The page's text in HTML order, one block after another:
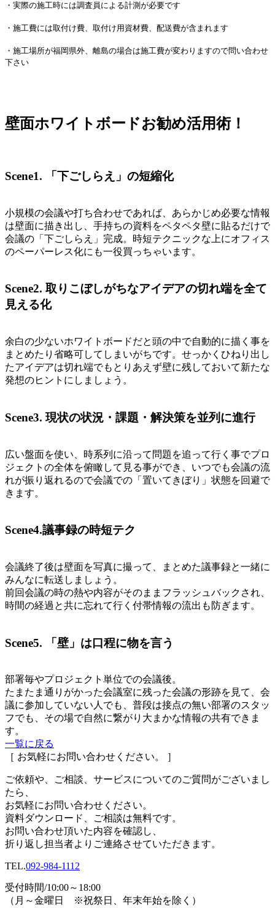
・実際の施工時には調査員による計測が必要です
・施工費には取付け費、取付け用資材費、配送費が含まれます
・施工場所が福岡県外、離島の場合は施工費が変わりますので問い合わせ
下さい
壁面ホワイトボードお勧め活用術！
Scene1. 「下ごしらえ」の短縮化
小規模の会議や打ち合わせであれば、あらかじめ必要な情報
は壁面に描き出し、手持ちの資料をペタペタ壁に貼るだけで
会議の「下ごしらえ」完成。時短テクニックな上にオフィス
のペーパーレス化にも一役買っちゃいます。
Scene2. 取りこぼしがちなアイデアの切れ端を全て
見える化
余白の少ないホワイトボードだと頭の中で自動的に描く事を
まとめたり省略可してしまいがちです。せっかくひねり出し
たアイデアは切れ端でもとりあえず壁に残しておいて新たな
発想のヒントにしましょう。
Scene3. 現状の状況・課題・解決策を並列に進行
広い盤面を使い、時系列に沿って問題を追って行く事でプロ
ジェクトの全体を俯瞰して見る事ができ、いつでも会議の流
れが振り返れるので会議での「置いてきぼり」状態を回避で
きます。
Scene4.議事録の時短テク
会議終了後は壁面を写真に撮って、まとめた議事録と一緒に
みんなに転送しましょう。
前回会議の時の熱や内容がそのままフラッシュバックされ、
時間の経過と共に忘れて行く付帯情報の流出も防ぎます。
Scene5. 「壁」は口程に物を言う
部署毎やプロジェクト単位での会議後。
たまたま通りがかった会議室に残った会議の形跡を見て、会
議に参加していない人でも、普段は接点の無い部署のスタッ
フでも、その場で自然に繋がり大まかな情報の共有できま
す。
一覧に戻る
［ お気軽にお問い合わせください。 ］
ご依頼や、ご相談、サービスについてのご質問がございまし
たら、
お気軽にお問い合わせください。
資料ダウンロード、
ご相談は無料です。
お問い合わせ頂いた内容を確認し、
折り返し担当者よりご連絡させていただきます。
TEL.092-984-1112
受付時間/10:00～18:00
（月～金曜日 ※祝祭日、年末年始を除く）